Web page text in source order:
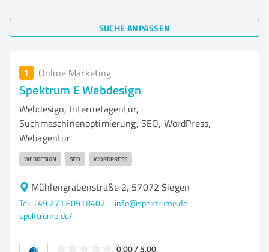
SUCHE ANPASSEN
1 Online Marketing
Spektrum E Webdesign
Webdesign, Internetagentur,
Suchmaschinenoptimierung, SEO, WordPress,
Webagentur
WEBDESIGN SEO WORDPRESS
Mühlengrabenstraße 2, 57072 Siegen
Tel. +49 271 80918407
info@spektrume.de
spektrume.de/
0,00 / 5,00